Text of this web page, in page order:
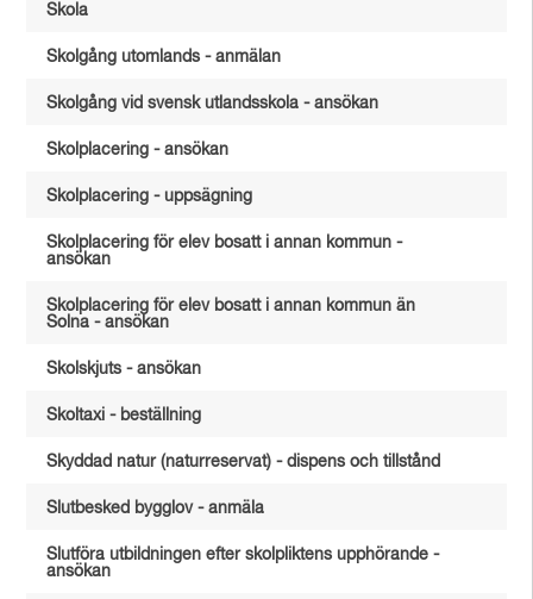
Skola
Skolgång utomlands - anmälan
Skolgång vid svensk utlandsskola - ansökan
Skolplacering - ansökan
Skolplacering - uppsägning
Skolplacering för elev bosatt i annan kommun -
ansökan
Skolplacering för elev bosatt i annan kommun än
Solna - ansökan
Skolskjuts - ansökan
Skoltaxi - beställning
Skyddad natur (naturreservat) - dispens och tillstånd
Slutbesked bygglov - anmäla
Slutföra utbildningen efter skolpliktens upphörande -
ansökan